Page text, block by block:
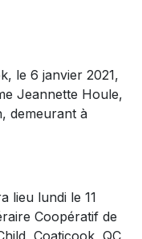
le 6 janvier 2021,
Jeannette Houle,
demeurant à
lieu lundi le 11
Coopératif de